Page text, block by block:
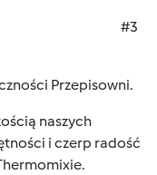
#3
Przepisowni.
naszych
i czerp radość